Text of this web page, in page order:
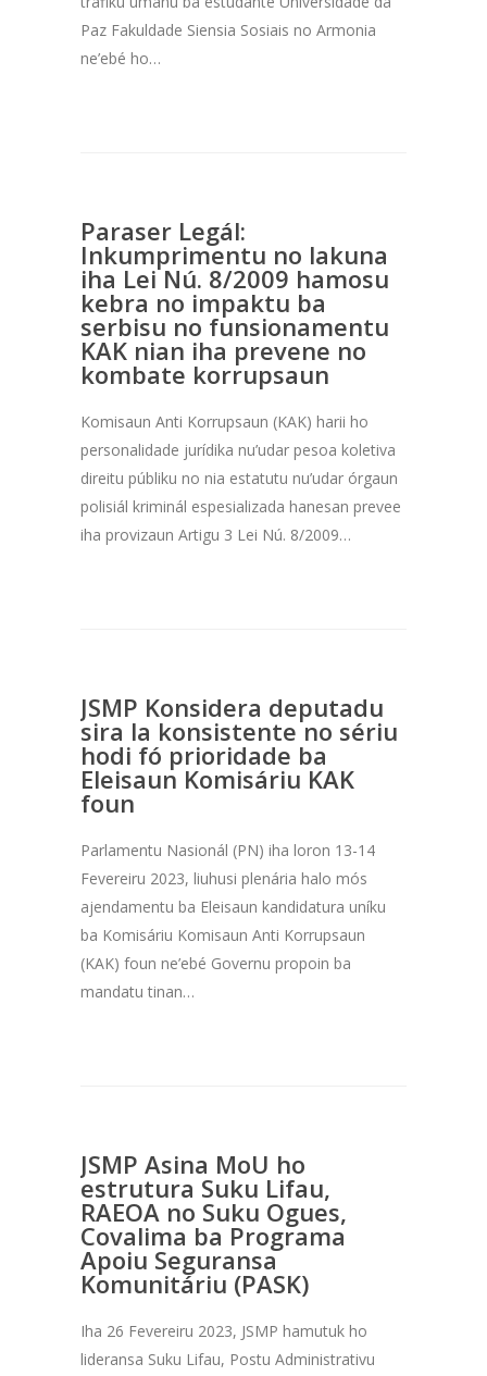
Paz Fakuldade Siensia Sosiais no Armonia
ne’ebé ho…
Paraser Legál:
Inkumprimentu no lakuna
iha Lei Nú. 8/2009 hamosu
kebra no impaktu ba
serbisu no funsionamentu
KAK nian iha prevene no
kombate korrupsaun
Komisaun Anti Korrupsaun (KAK) harii ho
personalidade jurídika nu’udar pesoa koletiva
direitu públiku no nia estatutu nu’udar órgaun
polisiál kriminál espesializada hanesan prevee
iha provizaun Artigu 3 Lei Nú. 8/2009…
JSMP Konsidera deputadu
sira la konsistente no sériu
hodi fó prioridade ba
Eleisaun Komisáriu KAK
foun
Parlamentu Nasionál (PN) iha loron 13-14
Fevereiru 2023, liuhusi plenária halo mós
ajendamentu ba Eleisaun kandidatura uníku
ba Komisáriu Komisaun Anti Korrupsaun
(KAK) foun ne’ebé Governu propoin ba
mandatu tinan…
JSMP Asina MoU ho
estrutura Suku Lifau,
RAEOA no Suku Ogues,
Covalima ba Programa
Apoiu Seguransa
Komunitáriu (PASK)
Iha 26 Fevereiru 2023, JSMP hamutuk ho
lideransa Suku Lifau, Postu Administrativu